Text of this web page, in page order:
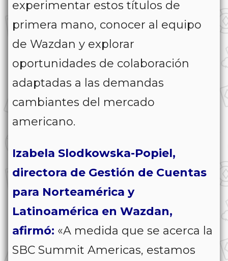
experimentar estos títulos de
primera mano, conocer al equipo
de Wazdan y explorar
oportunidades de colaboración
adaptadas a las demandas
cambiantes del mercado
americano.
Izabela Slodkowska-Popiel,
directora de Gestión de Cuentas
para Norteamérica y
Latinoamérica en Wazdan,
afirmó: «A medida que se acerca la
SBC Summit Americas, estamos